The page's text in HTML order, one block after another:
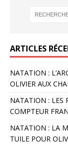
ARTICLES
NATATION :
OLIVIER AUX
NATATION : LES
COMPTEUR
NATATION : LA
TUILE POUR